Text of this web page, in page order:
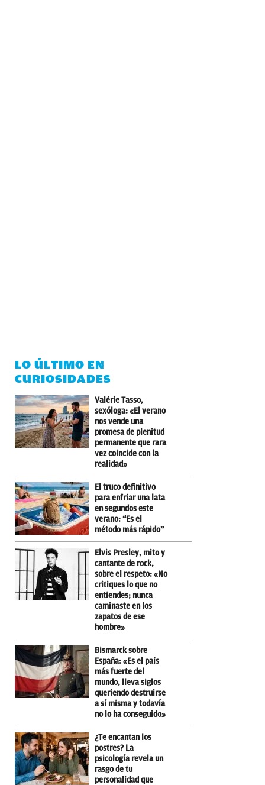
LO ÚLTIMO EN
CURIOSIDADES
Valérie Tasso,
sexóloga: «El verano
nos vende una
promesa de plenitud
permanente que rara
vez coincide con la
realidad»
El truco definitivo
para enfriar una lata
en segundos este
verano: “Es el
método más rápido”
Elvis Presley, mito y
cantante de rock,
sobre el respeto: «No
critiques lo que no
entiendes; nunca
caminaste en los
zapatos de ese
hombre»
Bismarck sobre
España: «Es el país
más fuerte del
mundo, lleva siglos
queriendo destruirse
a sí misma y todavía
no lo ha conseguido»
¿Te encantan los
postres? La
psicología revela un
rasgo de tu
personalidad que